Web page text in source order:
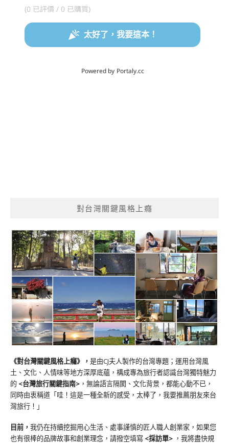
對台灣關鍵風格上癮
《對台灣關鍵風格上癮》 ， 是由CJ夫人製作的台灣專題；運用台灣風
土、文化、人情味等地方深厚底蘊，構成專為旅行者認識台灣獨特魅力
的 <台灣旅行關鍵指南> ，無論語言隔閡、文化背景，都能心動不已，
同時由衷稱道「哇！這是一種全新的感受，太棒了，我要推薦朋友來台
灣旅行！」
目前， 我仍在持續挖掘用心生活、處事謹慎的匠人職人創業家，如果您
也有很棒的品牌故事和創業理念，請撥空填寫 <採訪單> ，我將盡快規